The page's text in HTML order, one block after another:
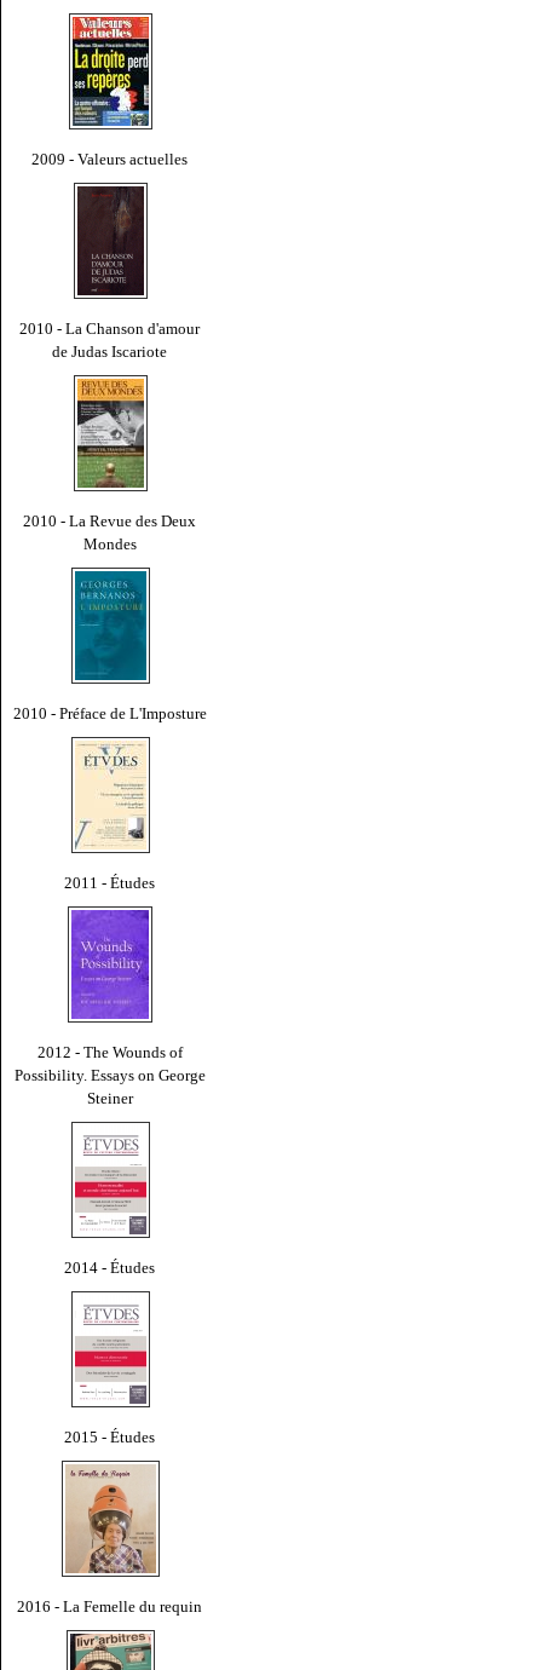
2009 - Valeurs actuelles
2010 - La Chanson d'amour
de Judas Iscariote
2010 - La Revue des Deux
Mondes
2010 - Préface de L'Imposture
2011 - Études
2012 - The Wounds of
Possibility. Essays on George
Steiner
2014 - Études
2015 - Études
2016 - La Femelle du requin